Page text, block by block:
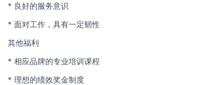
* 良好的服务意识
* 面对工作，具有一定韧性
其他福利
* 相应品牌的专业培训课程
* 理想的绩效奖金制度